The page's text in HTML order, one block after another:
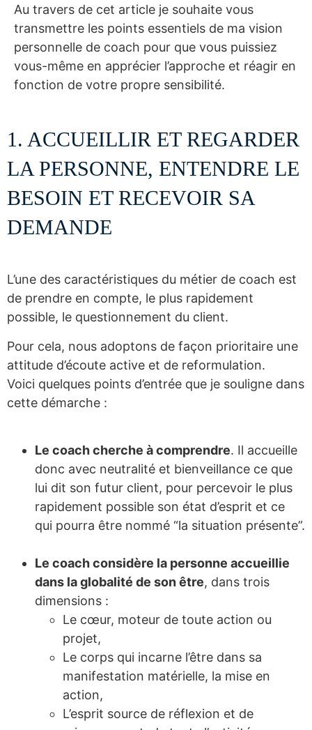
Au travers de cet article je souhaite vous
transmettre les points essentiels de ma vision
personnelle de coach pour que vous puissiez
vous-même en apprécier l’approche et réagir en
fonction de votre propre sensibilité.
1. ACCUEILLIR ET REGARDER
LA PERSONNE, ENTENDRE LE
BESOIN ET RECEVOIR SA
DEMANDE
L’une des caractéristiques du métier de coach est
de prendre en compte, le plus rapidement
possible, le questionnement du client.
Pour cela, nous adoptons de façon prioritaire une
attitude d’écoute active et de reformulation.
Voici quelques points d’entrée que je souligne dans
cette démarche :
Le coach cherche à comprendre. Il accueille
donc avec neutralité et bienveillance ce que
lui dit son futur client, pour percevoir le plus
rapidement possible son état d’esprit et ce
qui pourra être nommé “la situation présente”.
Le coach considère la personne accueillie
dans la globalité de son être, dans trois
dimensions :
Le cœur, moteur de toute action ou
projet,
Le corps qui incarne l’être dans sa
manifestation matérielle, la mise en
action,
L’esprit source de réflexion et de